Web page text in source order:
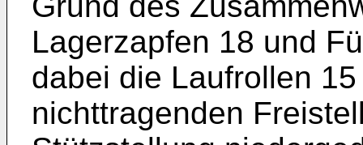
Lagerzapfen 18 und
dabei die Laufrollen
nichttragenden